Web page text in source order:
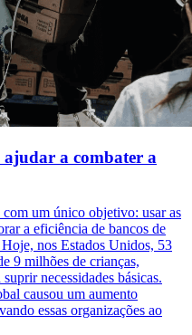
a combater a
um único objetivo: usar as
a eficiência de bancos de
nos Estados Unidos, 53
9 milhões de crianças,
necessidades básicas.
causou um aumento
essas organizações ao